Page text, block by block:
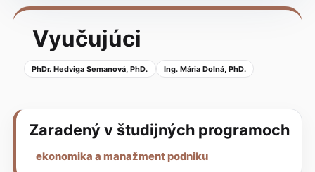
Vyučujúci
PhDr. Hedviga Semanová, PhD. Ing. Mária Dolná, PhD.
Zaradený v študijných programoch
ekonomika a manažment podniku